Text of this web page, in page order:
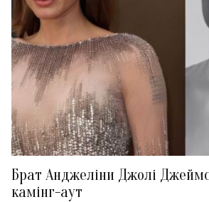
Брат Анджеліни Джолі
камінг-аут